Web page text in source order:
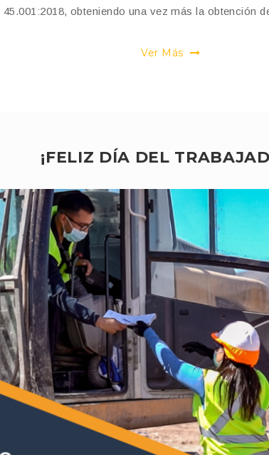
obteniendo una vez más la obtención
Ver Más
¡FELIZ DÍA DEL